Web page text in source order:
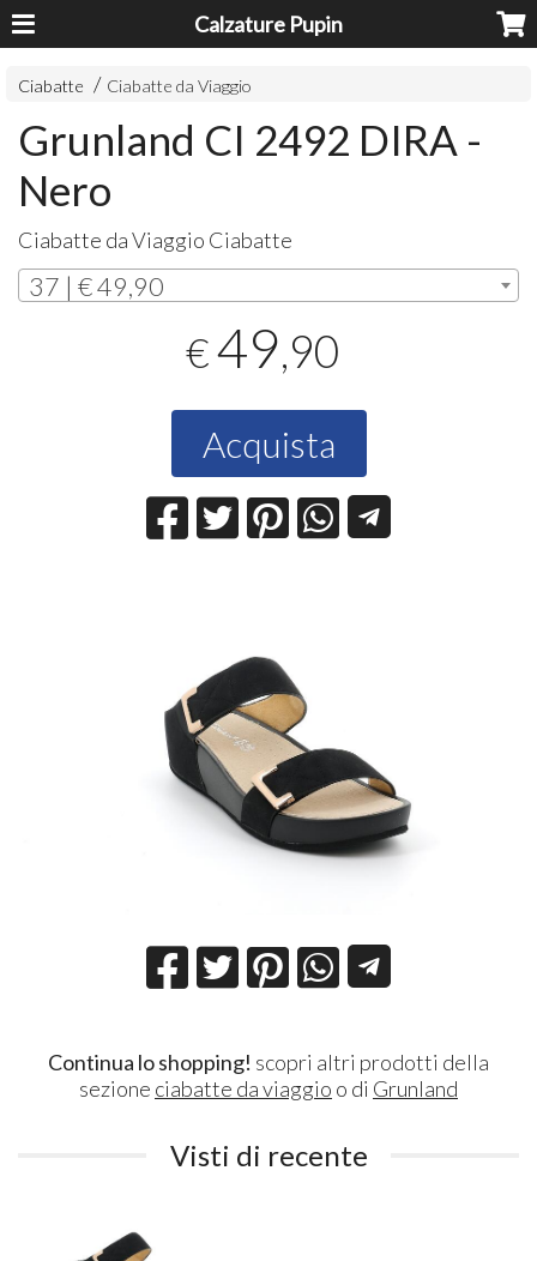
Calzature Pupin
Ciabatte Ciabatte da Viaggio
Grunland CI 2492 DIRA -
Nero
Ciabatte da Viaggio Ciabatte
37 | € 49,90
€49,90
Acquista
Continua lo shopping! scopri altri prodotti della
sezione ciabatte da viaggio o di Grunland
Visti di recente